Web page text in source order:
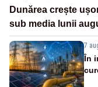
Dunărea crește
sub media lunii
7
În